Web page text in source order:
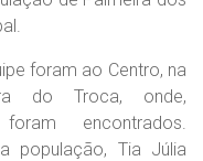
foram ao Centro, na
do Troca, onde,
encontrados.
população, Tia Júlia